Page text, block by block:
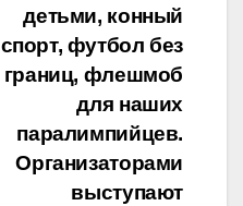
детьми, конный
спорт, футбол без
границ, флешмоб
для наших
паралимпийцев.
Организаторами
выступают